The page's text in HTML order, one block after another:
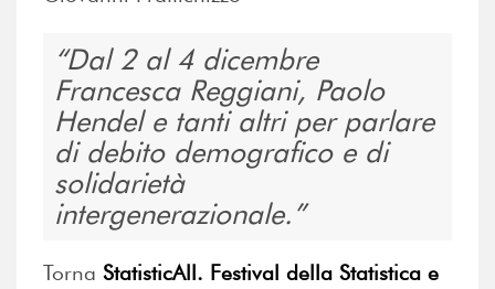
Dal 2 al 4 dicembre
Francesca Reggiani, Paolo
Hendel e tanti altri per parlare
di debito demografico e di
solidarietà
intergenerazionale.
Torna StatisticAll. Festival della Statistica e